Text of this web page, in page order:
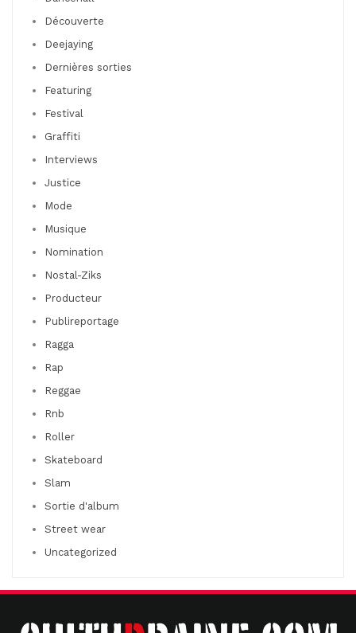
Découverte
Deejaying
Dernières sorties
Featuring
Festival
Graffiti
Interviews
Justice
Mode
Musique
Nomination
Nostal-Ziks
Producteur
Publireportage
Ragga
Rap
Reggae
Rnb
Roller
Skateboard
Slam
Sortie d'album
Street wear
Uncategorized